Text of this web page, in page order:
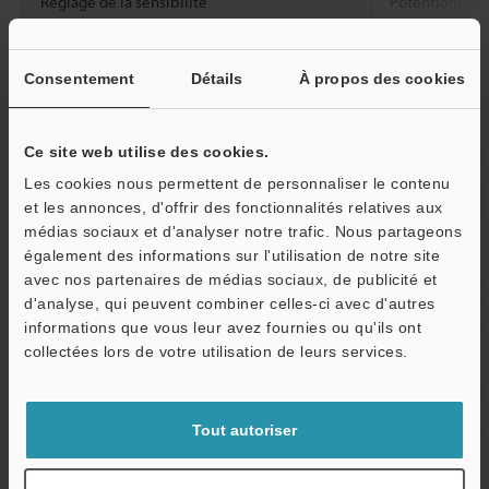
Consentement Détails À propos des cookies
Ce site web utilise des cookies.
Les cookies nous permettent de personnaliser le contenu
et les annonces, d'offrir des fonctionnalités relatives aux
médias sociaux et d'analyser notre trafic. Nous partageons
également des informations sur l'utilisation de notre site
avec nos partenaires de médias sociaux, de publicité et
d'analyse, qui peuvent combiner celles-ci avec d'autres
informations que vous leur avez fournies ou qu'ils ont
collectées lors de votre utilisation de leurs services.
Tout autoriser
Temps de réponse 1,5 ms max.
Mode de fonctionnement L-ON/D-ON
Sortie de contrôle 100 mA (24
Moniteur numérique ―
Circuit de protection Protection à
Valeurs nominales
Tension
d'alimentation
De 12 à 24
Résistance à
Indice de
IP67